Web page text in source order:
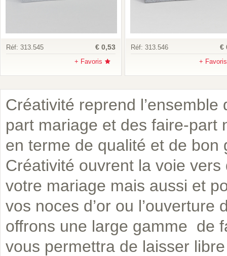
Réf: 313.545 € 0,53
+ Favoris
Réf: 313.546 €
+ Favoris
Créativité reprend
part mariage et des faire-part
en terme de qualité et de
Créativité ouvrent la voie
votre mariage mais aussi et
vos noces d’or ou
offrons une large gamme de
vous permettra de laisser